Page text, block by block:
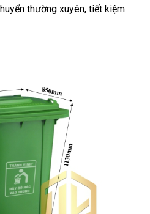
thường xuyên, tiết kiệm